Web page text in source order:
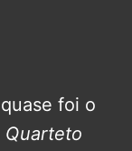
quase foi o
Quarteto